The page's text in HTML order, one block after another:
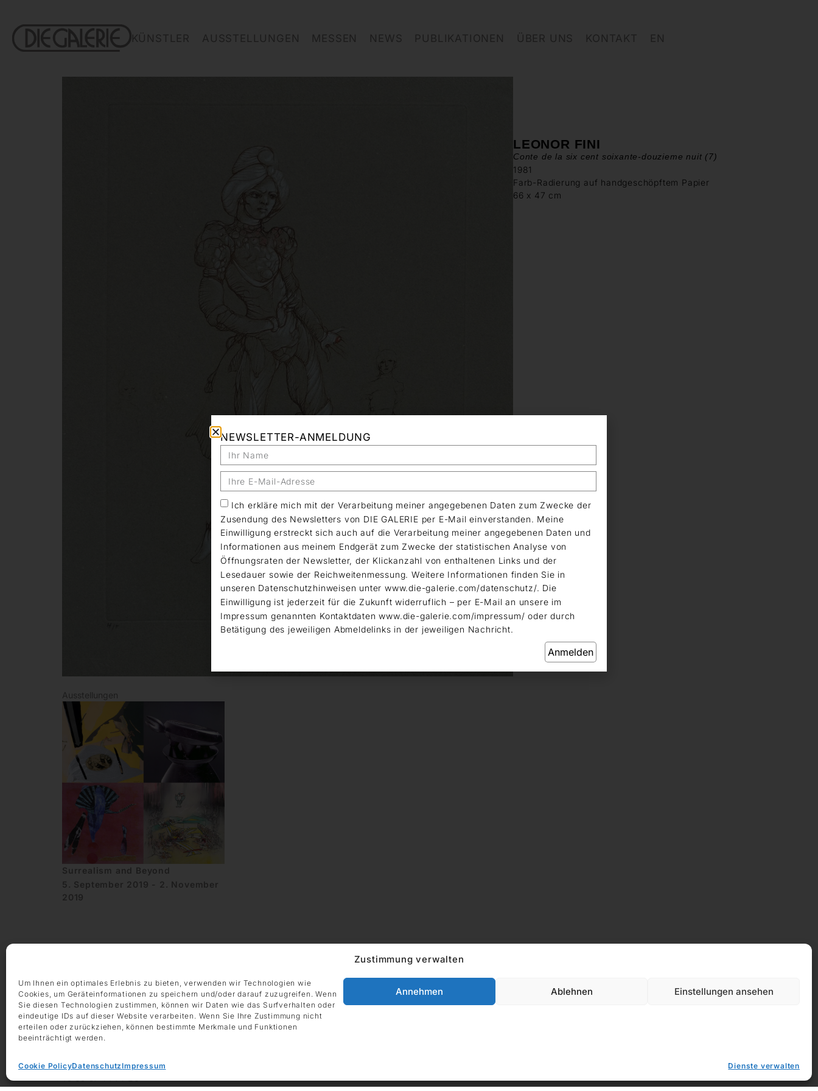
Zustimmung verwalten
Um Ihnen ein optimales Erlebnis zu bieten, verwenden wir Technologien wie
Cookies, um Geräteinformationen zu speichern und/oder darauf zuzugreifen. Wenn
Sie diesen Technologien zustimmen, können wir Daten wie das Surfverhalten oder
eindeutige IDs auf dieser Website verarbeiten. Wenn Sie Ihre Zustimmung nicht
erteilen oder zurückziehen, können bestimmte Merkmale und Funktionen
beeinträchtigt werden.
Dienste verwalten
Annehmen Ablehnen Einstellungen ansehen
Cookie PolicyDatenschutzImpressum
KÜNSTLER AUSSTELLUNGEN MESSEN NEWS PUBLIKATIONEN ÜBER UNS KONTAKT EN
LEONOR FINI
Conte de la six cent soixante-douzieme nuit (7)
1981
Farb-Radierung auf handgeschöpftem Papier
66 x 47 cm
Ausstellungen
Surrealism and Beyond
5. September 2019 - 2. November
2019
ÖFFNUNGSZEITEN
Montag – Freitag 9:00 – 18:00 Uhr
Samstag 10:00 – 14:00 Uhr
+49 69 97 14 71 0
ADRESSE
Impressum
NEWSLETTER-ANMELDUNG
Ich erkläre mich mit der Verarbeitung meiner angegebenen Daten zum Zwecke der
Zusendung des Newsletters von DIE GALERIE per E-Mail einverstanden. Meine
Einwilligung erstreckt sich auch auf die Verarbeitung meiner angegebenen Daten und
Informationen aus meinem Endgerät zum Zwecke der statistischen Analyse von
Öffnungsraten der Newsletter, der Klickanzahl von enthaltenen Links und der
Lesedauer sowie der Reichweitenmessung. Weitere Informationen finden Sie in
unseren Datenschutzhinweisen unter www.die-galerie.com/datenschutz/. Die
Einwilligung ist jederzeit für die Zukunft widerruflich – per E-Mail an unsere im
Impressum genannten Kontaktdaten www.die-galerie.com/impressum/ oder durch
Betätigung des jeweiligen Abmeldelinks in der jeweiligen Nachricht.
Anmelden